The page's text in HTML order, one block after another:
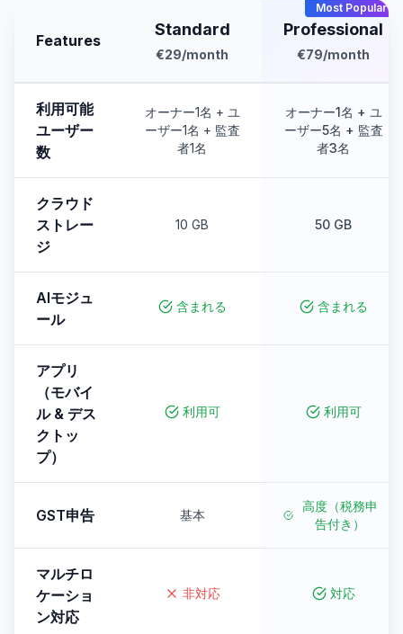
Features
Standard
€29/month
Most Popular
Professional
€79/month
利用可能
ユーザー
数
オーナー1名 + ユ
ーザー1名 + 監査
者1名
オーナー1名 + ユ
ーザー5名 + 監査
者3名
クラウド
ストレー
ジ
10 GB 50 GB
AIモジュ
ール
含まれる 含まれる
アプリ
（モバイ
ル & デス
クトッ
プ）
利用可 利用可
GST申告 基本
高度（税務申
告付き）
マルチロ
ケーショ
ン対応
非対応 対応